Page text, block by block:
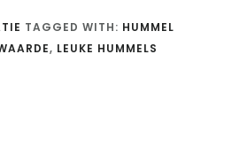
TAGGED WITH: HUMMEL
, LEUKE HUMMELS